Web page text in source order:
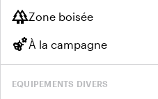
forestZone boisée
emoji_natureÀ la campagne
EQUIPEMENTS DIVERS